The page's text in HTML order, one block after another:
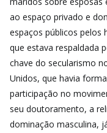
ao espaço privado e
espaços públicos pelos
que estava respaldada
chave do secularismo
Unidos, que havia
participação no
seu doutoramento, a
dominação masculina,